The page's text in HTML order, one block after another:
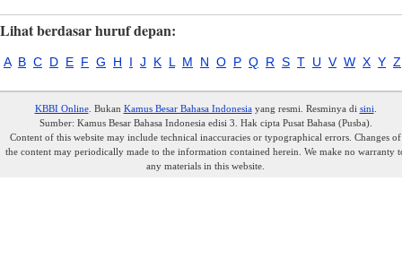
Lihat berdasar huruf depan:
A B C D E F G H I J K L M N O P Q R S T U V W X Y Z
KBBI Online. Bukan Kamus Besar Bahasa Indonesiayang resmi. Resminya di sini
Sumber: Kamus Besar Bahasa Indonesia edisi 3. Hak cipta Pusat Bahasa (Pusba).
Content of this website may include technical inaccuracies or typographical errors. Changes of
the content may periodically made to the information contained herein. We make no warranty
any materials in this website.